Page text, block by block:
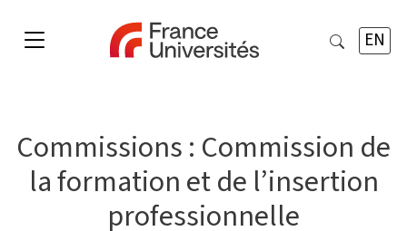
EN
Commissions : Commission de
la formation et de l’insertion
professionnelle